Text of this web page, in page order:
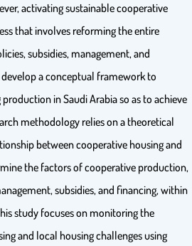
activating sustainable cooperative
that involves reforming the entire
subsidies, management, and
a conceptual framework to
in Saudi Arabia so as to achieve
methodology relies on a theoretical
between cooperative housing and
the factors of cooperative production,
subsidies, and financing, within
study focuses on monitoring the
and local housing challenges using